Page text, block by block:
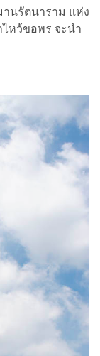
นรัตนาราม แห่ง
หว้ขอพร จะนำ